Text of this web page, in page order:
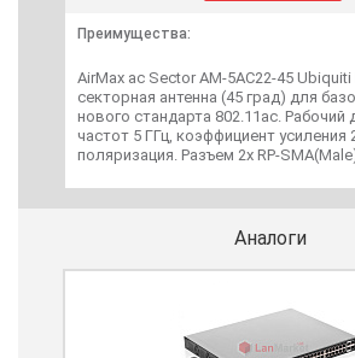
Преимущества:
AirMax ac Sector AM-5AC22-45
секторная антенна (45 град) для
нового стандарта 802.11ac. Рабочий
частот 5 ГГц, коэффициент усиления
поляризация. Разъем 2х RP-
Аналоги